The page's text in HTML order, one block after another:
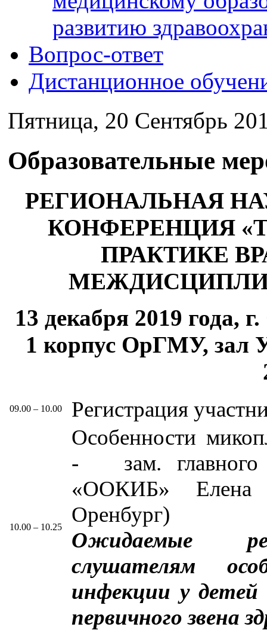
развитию
Вопрос-ответ
Дистанционное
Пятница, 20 Сентябрь
Образовательные
РЕГИОНАЛЬНАЯ
КОНФЕРЕНЦИЯ
ПРАКТИКЕ
13 декабря 2019 года,
1 корпус ОрГМУ, зал
09.00 – 10.00 Регистрация
10.00 – 10.25
Особенности
- зам. главного
«ООКИБ» Елена
Оренбург)
Ожидаемые
слушателям
инфекции у детей
первичного звена